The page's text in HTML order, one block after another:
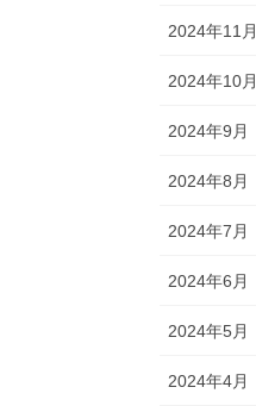
2024年11月
2024年10月
2024年9月
2024年8月
2024年7月
2024年6月
2024年5月
2024年4月